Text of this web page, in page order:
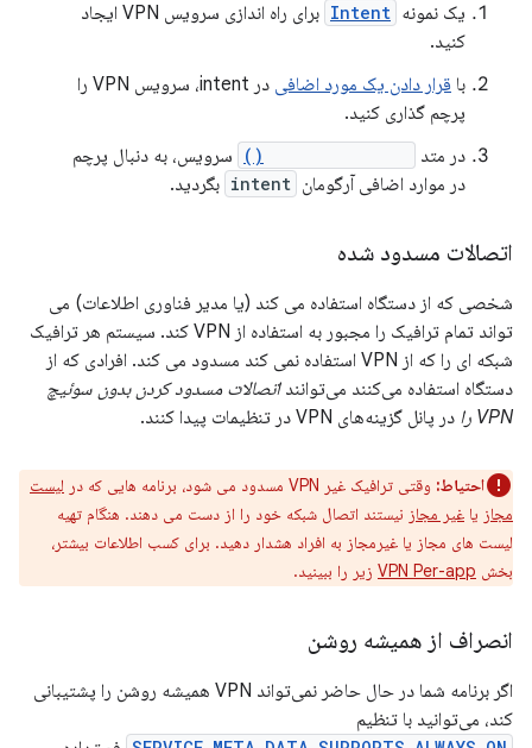
یک نمونه Intent
برای راه اندازی سرویس VPN ایجاد
کنید.
با قرار دادن یک مورد اضافی
در intent، سرویس VPN را
پرچم گذاری کنید.
در متد
سرویس، به دنبال پرچم
در موارد اضافی آرگومان intent بگردید.
اتصالات مسدود شده
شخصی که از دستگاه استفاده می کند (یا مدیر فناوری اطلاعات) می
تواند تمام ترافیک را مجبور به استفاده از VPN کند. سیستم هر ترافیک
شبکه ای را که از VPN استفاده نمی کند مسدود می کند. افرادی که از
دستگاه استفاده می‌کنند می‌تواننداتصالات مسدود کردن بدون سوئیچ
VPN را
در پانل گزینه‌های VPN در تنظیمات پیدا کنند.
احتیاط: وقتی ترافیک غیر VPN مسدود می شود، برنامه هایی که در
لیست
مجاز یا غیر مجاز نیستند اتصال شبکه خود را از دست می دهند. هنگام تهیه
لیست های مجاز یا غیرمجاز به افراد هشدار دهید. برای کسب اطلاعات بیشتر،
بخش VPN Per-app زیر را ببینید.
انصراف از همیشه روشن
اگر برنامه شما در حال حاضر نمی‌تواند VPN همیشه روشن را پشتیبانی
کند، می‌توانید با تنظیم